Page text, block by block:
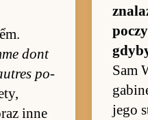
dont
po­
inne
Sam
jego